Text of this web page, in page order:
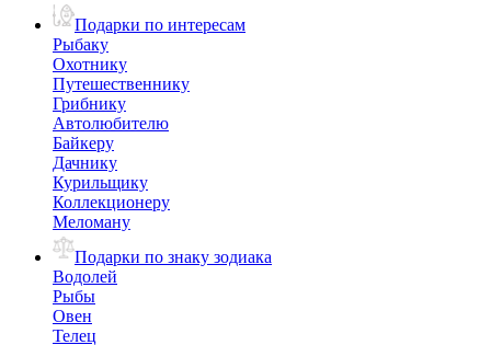
Подарки по интересам
Рыбаку
Охотнику
Путешественнику
Грибнику
Автолюбителю
Байкеру
Дачнику
Курильщику
Коллекционеру
Меломану
Подарки по знаку зодиака
Водолей
Рыбы
Овен
Телец